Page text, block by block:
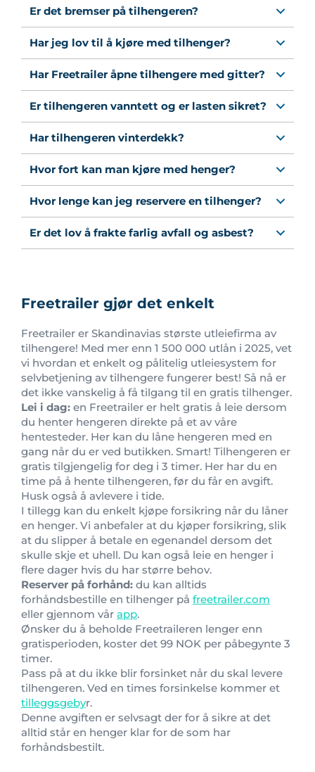
Er det bremser på tilhengeren?
Har jeg lov til å kjøre med tilhenger?
Har Freetrailer åpne tilhengere med gitter?
Er tilhengeren vanntett og er lasten sikret?
Har tilhengeren vinterdekk?
Hvor fort kan man kjøre med henger?
Hvor lenge kan jeg reservere en tilhenger?
Er det lov å frakte farlig avfall og asbest?
Freetrailer gjør det enkelt
Freetrailer er Skandinavias største utleiefirma av
tilhengere! Med mer enn 1 500 000 utlån i 2025, vet
vi hvordan et enkelt og pålitelig utleiesystem for
selvbetjening av tilhengere fungerer best! Så nå er
det ikke vanskelig å få tilgang til en gratis tilhenger.
Lei i dag: en Freetrailer er helt gratis å leie dersom
du henter hengeren direkte på et av våre
hentesteder. Her kan du låne hengeren med en
gang når du er ved butikken. Smart! Tilhengeren er
gratis tilgjengelig for deg i 3 timer. Her har du en
time på å hente tilhengeren, før du får en avgift.
Husk også å avlevere i tide.
I tillegg kan du enkelt kjøpe forsikring når du låner
en henger. Vi anbefaler at du kjøper forsikring, slik
at du slipper å betale en egenandel dersom det
skulle skje et uhell. Du kan også leie en henger i
flere dager hvis du har større behov.
Reserver på forhånd: du kan alltids
forhåndsbestille en tilhenger på freetrailer.com
eller gjennom vår app.
Ønsker du å beholde Freetraileren lenger enn
gratisperioden, koster det 99 NOK per påbegynte 3
timer.
Pass på at du ikke blir forsinket når du skal levere
tilhengeren. Ved en times forsinkelse kommer et
tilleggsgebyr.
Denne avgiften er selvsagt der for å sikre at det
alltid står en henger klar for de som har
forhåndsbestilt.